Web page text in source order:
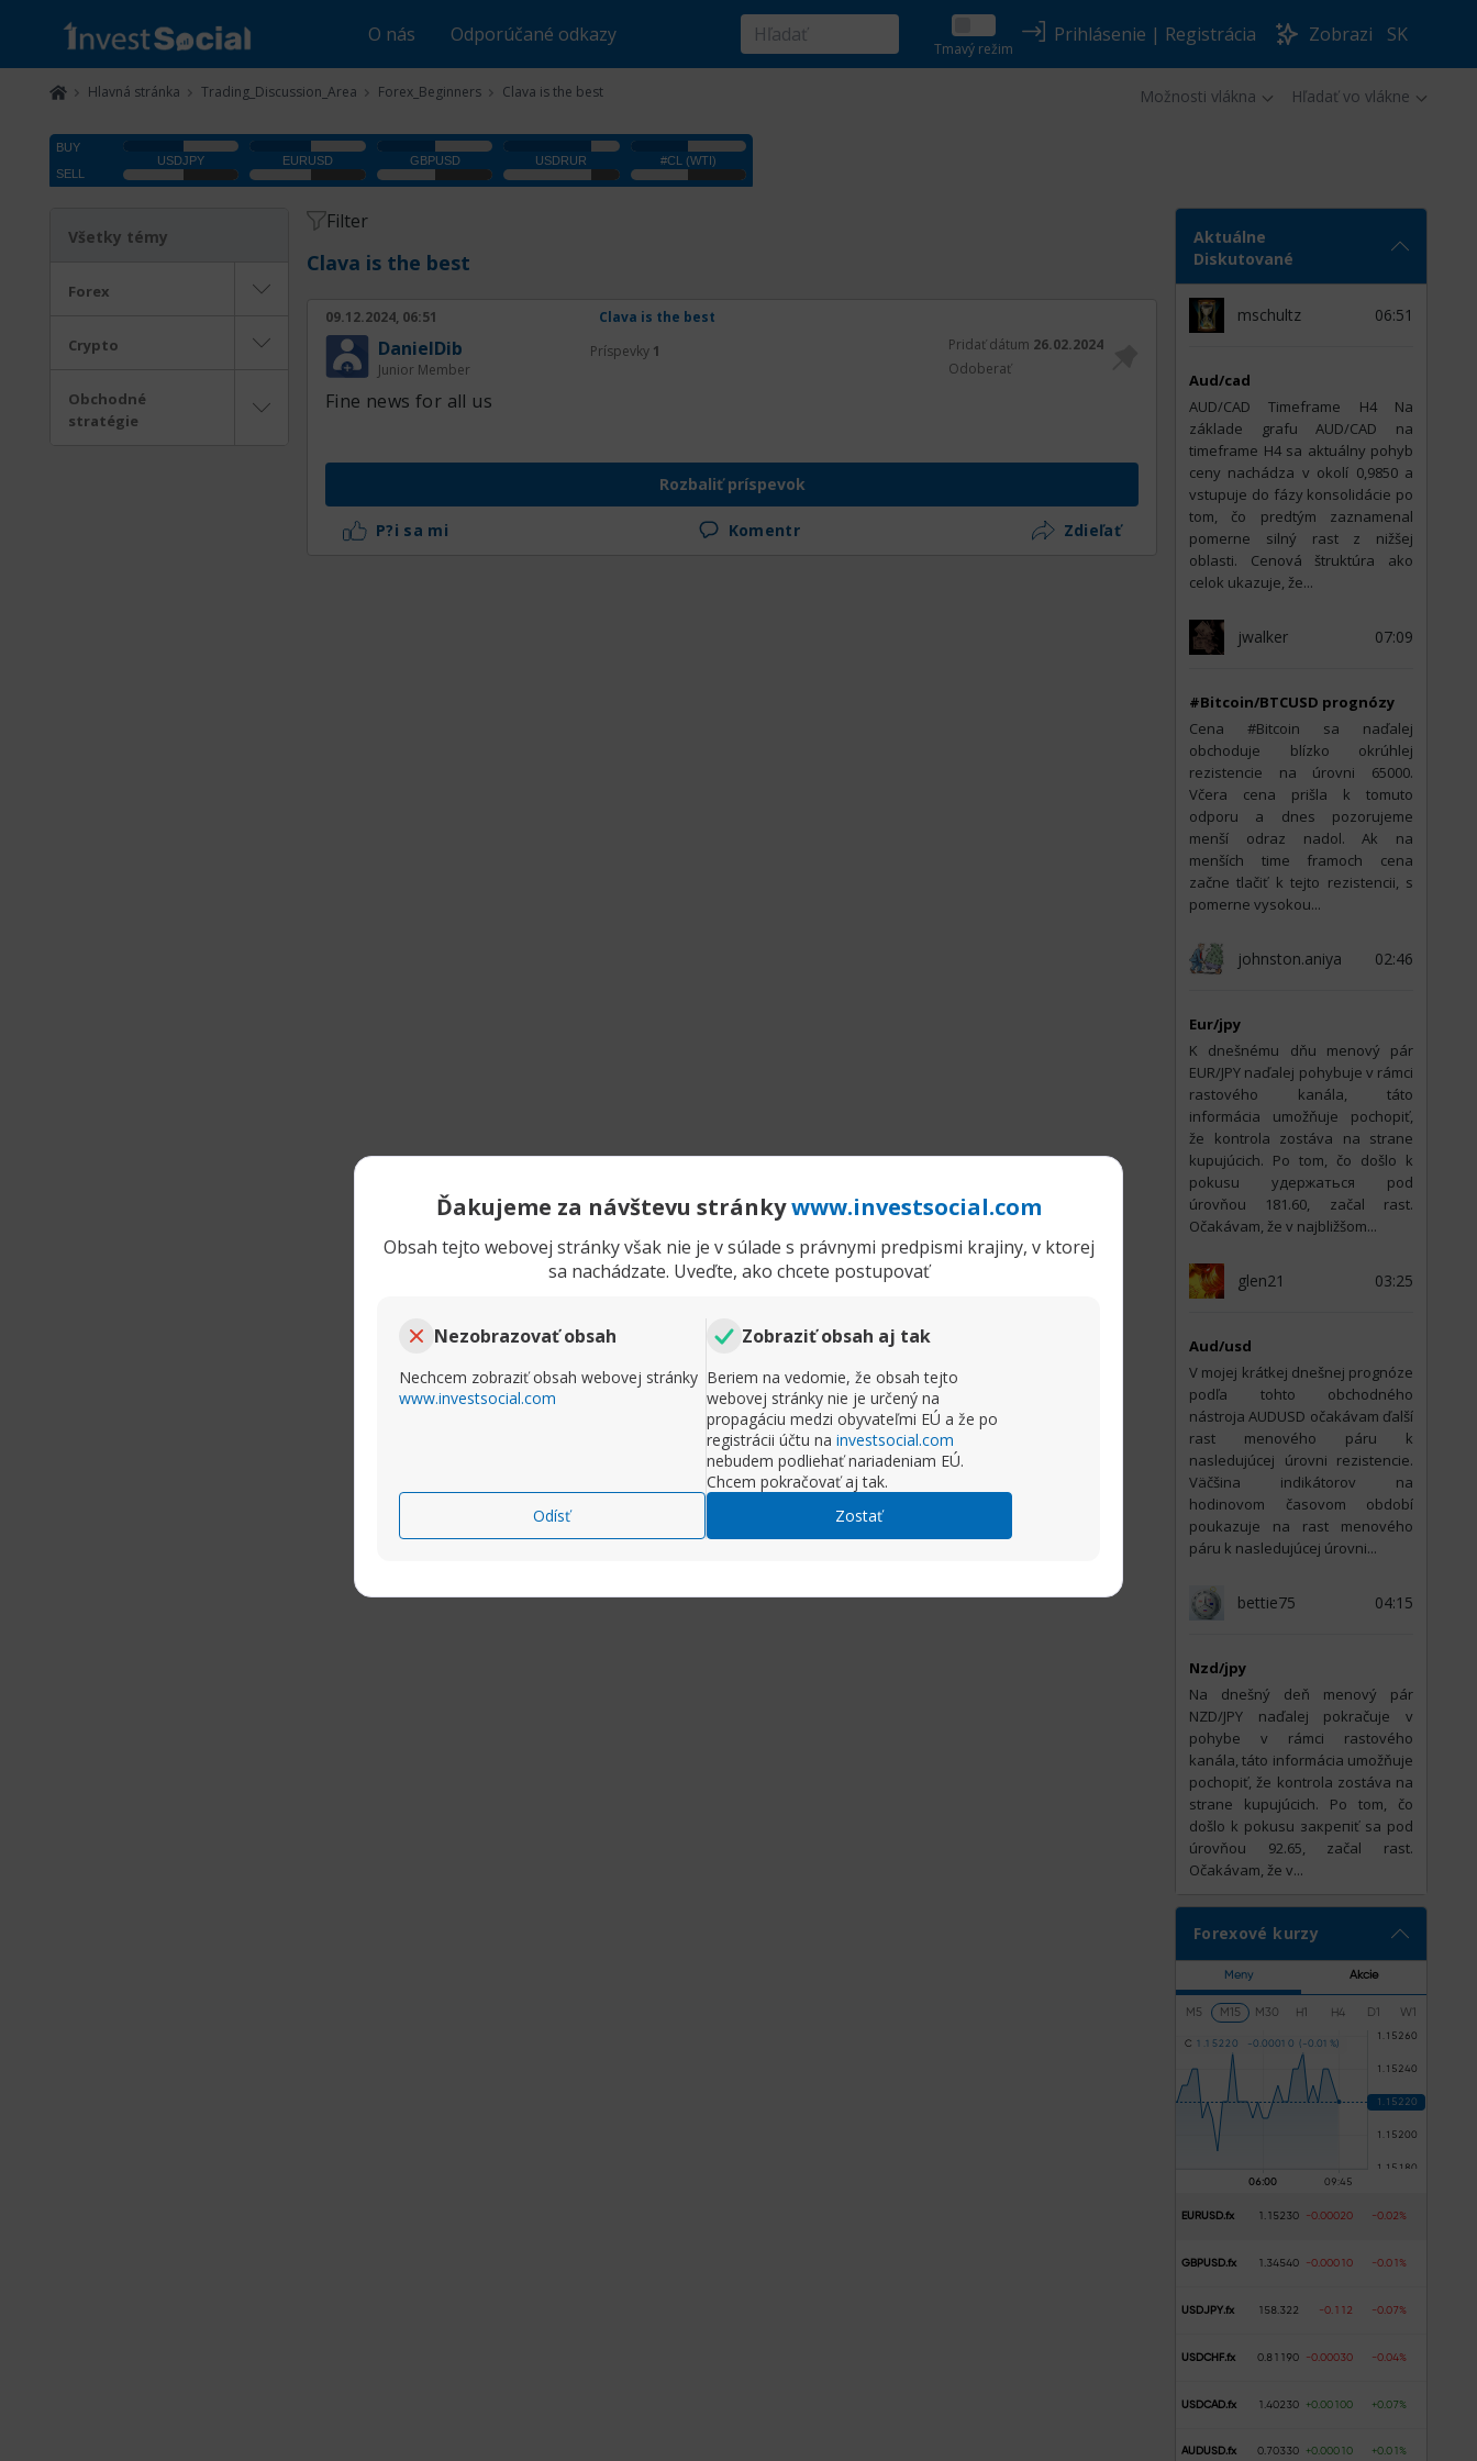
O nás Odporúčané odkazy
Tmavý režim
Prihlásenie | Registrácia Zobrazi SK
Hlavná stránka Trading_Discussion_Area Forex_Beginners Clava is the best Možnosti vlákna Hľadať vo vlákne
Ďakujeme za návštevu stránkywww.investsocial.com
Obsah tejto webovej stránky však nie je v súlade s právnymi predpismi krajiny, v ktorej
sa nachádzate. Uveďte, ako chcete postupovať
Nezobrazovať obsah
Nechcem zobraziť obsah webovej stránky
www.investsocial.com
Odísť
Zobraziť obsah aj tak
Beriem na vedomie, že obsah tejto
webovej stránky nie je určený na
propagáciu medzi obyvateľmi EÚ a že po
registrácii účtu na investsocial.com
nebudem podliehať nariadeniam EÚ.
Chcem pokračovať aj tak.
Zostať
Všetky témy
Forex
Crypto
Obchodné
stratégie
Filter
Clava is the best
09.12.2024, 06:51 Clava is the best
DanielDib
Junior Member
Príspevky 1 Pridať dátum 26.02.2024
Odoberať
Fine news for all us
Rozbaliť príspevok
P?i sa mi Komentr Zdieľať
Aktuálne
Diskutované
mschultz 06:51
Aud/cad
AUD/CAD Timeframe H4 Na
základe grafu AUD/CAD na
timeframe H4 sa aktuálny pohyb
ceny nachádza v okolí 0,9850 a
vstupuje do fázy konsolidácie po
tom, čo predtým zaznamenal
pomerne silný rast z nižšej
oblasti. Cenová štruktúra ako
celok ukazuje, že...
jwalker 07:09
#Bitcoin/BTCUSD prognózy
Cena #Bitcoin sa naďalej
obchoduje blízko okrúhlej
rezistencie na úrovni 65000.
Včera cena prišla k tomuto
odporu a dnes pozorujeme
menší odraz nadol. Ak na
menších time framoch cena
začne tlačiť k tejto rezistencii, s
pomerne vysokou...
johnston.aniya 02:46
Eur/jpy
K dnešnému dňu menový pár
EUR/JPY naďalej pohybuje v rámci
rastového kanála, táto
informácia umožňuje pochopiť,
že kontrola zostáva na strane
kupujúcich. Po tom, čo došlo k
pokusu удержаться pod
úrovňou 181.60, začal rast.
Očakávam, že v najbližšom...
glen21 03:25
Aud/usd
V mojej krátkej dnešnej prognóze
podľa tohto obchodného
nástroja AUDUSD očakávam ďalší
rast menového páru k
nasledujúcej úrovni rezistencie.
Väčšina indikátorov na
hodinovom časovom období
poukazuje na rast menového
páru k nasledujúcej úrovni...
bettie75 04:15
Nzd/jpy
Na dnešný deň menový pár
NZD/JPY naďalej pokračuje v
pohybe v rámci rastového
kanála, táto informácia umožňuje
pochopiť, že kontrola zostáva na
strane kupujúcich. Po tom, čo
došlo k pokusu закрепiť sa pod
úrovňou 92.65, začal rast.
Očakávam, že v...
Forexové kurzy
Meny Akcie
M5 M15 M30 H1 H4 D1 W1
C 1 .1 52 2 0 -0 .0001 0 ( -0 .01 %
EURUSD.fx 1.15230 -0.00020 -0.02%
GBPUSD.fx 1.34540 -0.00010 -0.01%
USDJPY.fx 158.322 -0.112 -0.07%
USDCHF.fx 0.81190 -0.00030 -0.04%
USDCAD.fx 1.40230 +0.00100 +0.07%
AUDUSD.fx 0.70330 +0.00010 +0.01%